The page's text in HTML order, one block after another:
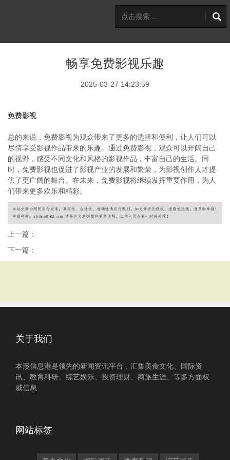
畅享免费影视乐趣
2025-03-27 14:23:59
免费影视
总的来说，免费影视为观众带来了更多的选择和便利，让人们可以
尽情享受影视作品带来的乐趣。通过免费影视，观众可以开阔自己
的视野，感受不同文化和风格的影视作品，丰富自己的生活。同
时，免费影视也促进了影视产业的发展和繁荣，为影视创作人才提
供了更广阔的舞台。在未来，免费影视将继续发挥重要作用，为人
们带来更多欢乐和精彩。
上一篇：
下一篇：
关于我们
本溪信息港是领先的新闻资讯平台，汇集美食文化、国际资
讯、教育科研、综艺娱乐、投资理财、商旅生涯、等多方面权
威信息
网站标签